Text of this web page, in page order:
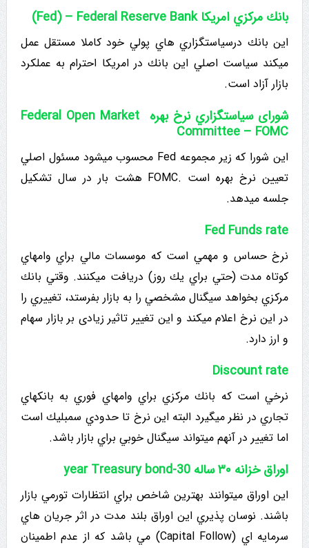
بانك مركزي امريكا Fed) – Federal Reserve Bank)
این بانك درسیاستگزاري هاي پولي خود کاملا مستقل عمل
میکند سیاست اصلي اين بانك در امريكا احترام به عملکرد
بازار آزاد است.
شورای سیاستگزاري نرخ بهره Federal Open Market
Committee – FOMC
این شورا که زیر مجموعه Fed محسوب میشود مسئول اصلي
تعیین نرخ بهره است .FOMC هشت بار در سال تشکیل
جلسه میدهد.
Fed Funds rate
نرخ حساس و مهمي است که موسسات مالي براي وامهاي
کوتاه مدت (حتي براي يك روز) دریافت میکنند. وقتي بانك
مرکزي بخواهد سیگنال مشخصي را به بازار بفرستد، تغييري را
در این نرخ اعلام میکند و این تغییر تاثیر زیادی بر بازار سهام
و ارز دارد.
Discount rate
نرخي است که بانك مركزي براي وامهاي فوري به بانکهاي
تجاري در نظر میگیرد البته این نرخ تا حدودي سمبليك است
اما تغییر در آنهم میتواند سیگنال خوبي براي بازار باشد.
اوراق خزانه ۳۰ ساله year Treasury bond-30
این اوراق میتوانند بهترین شاخص براي انتظارات تورمي بازار
باشند. نوسان پذیري این اوراق بلند مدت در اثر جریان هاي
سرمايه اي (Capital Follow) مي باشد که از عدم اطمینان